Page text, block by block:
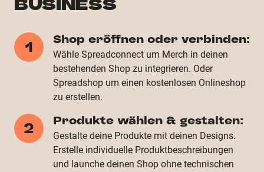
BUSINESS
1 Shop eröffnen oder verbinden:
Wähle Spreadconnect um Merch in deinen
bestehenden Shop zu integrieren. Oder
Spreadshop um einen kostenlosen Onlineshop
zu erstellen.
2 Produkte wählen & gestalten:
Gestalte deine Produkte mit deinen Designs.
Erstelle individuelle Produktbeschreibungen
und launche deinen Shop ohne technischen